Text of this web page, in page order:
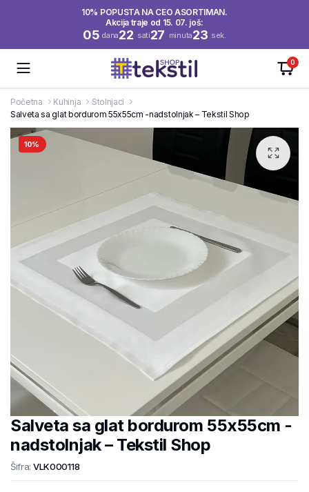
10% POPUSTA NA CEO ASORTIMAN.
Akcija traje od 15. 07. još:
05 dana22 sati27 minuta23 sek.
0
Početna Kuhinja
Stolnjaci
Salveta sa glat bordurom 55x55cm -nadstolnjak – Tekstil Shop
10%
Salveta sa glat bordurom 55x55cm -
nadstolnjak – Tekstil Shop
Šifra: VLK000118